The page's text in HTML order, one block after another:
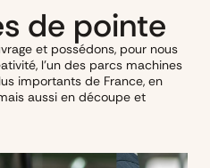
de pointe
et possédons, pour nous
l’un des parcs machines
importants de France, en
aussi en découpe et